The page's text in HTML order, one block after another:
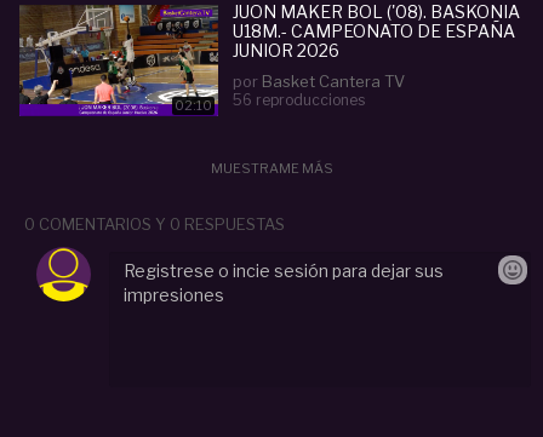
02:10
JUON MAKER BOL ('08). BASKONIA
U18M.- CAMPEONATO DE ESPAÑA
JUNIOR 2026
por Basket Cantera TV
56 reproducciones
MUESTRAME MÁS
0 COMENTARIOS Y 0 RESPUESTAS